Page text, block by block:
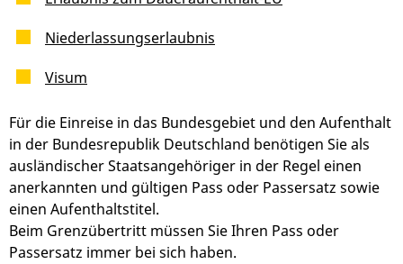
Niederlassungserlaubnis
Visum
Für die Einreise in das Bundesgebiet und den Aufenthalt
in der Bundesrepublik Deutschland benötigen Sie als
ausländischer Staatsangehöriger in der Regel einen
anerkannten und gültigen Pass oder Passersatz sowie
einen Aufenthaltstitel.
Beim Grenzübertritt müssen Sie Ihren Pass oder
Passersatz immer bei sich haben.